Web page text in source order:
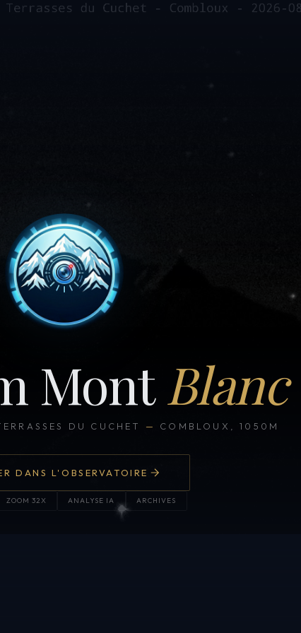
Mont Blanc
DU CUCHET — COMBLOUX, 1050M
DANS L'OBSERVATOIRE
ZOOM 32X ANALYSE IA ARCHIVES